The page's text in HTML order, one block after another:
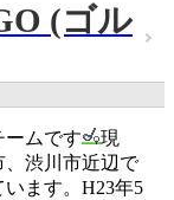
(ゴル
ームです
現
、渋川市近辺で
ます。H23年5